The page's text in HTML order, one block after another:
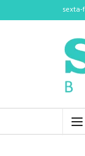
sexta-